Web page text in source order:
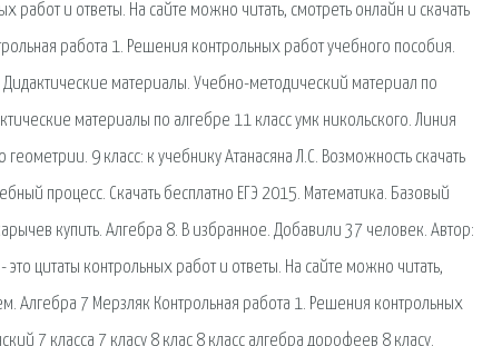
работ и ответы. На сайте можно читать, смотреть онлайн и скачать
работа 1. Решения контрольных работ учебного пособия.
материалы. Учебно-методический материал по
материалы по алгебре 11 класс умк никольского. Линия
9 класс: к учебнику Атанасяна Л.С. Возможность скачать
процесс. Скачать бесплатно ЕГЭ 2015. Математика. Базовый
купить. Алгебра 8. В избранное. Добавили 37 человек. Автор:
цитаты контрольных работ и ответы. На сайте можно читать,
Алгебра 7 Мерзляк Контрольная работа 1. Решения контрольных
7 класса 7 класу 8 клас 8 класс алгебра дорофеев 8 класу.